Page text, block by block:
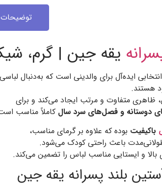
توضیحات
یقه جین | گرم،
انتخابی ایده‌آل برای والدینی است که به‌دنبال لباسی
هستند.
ظاهری متفاوت و مرتب ایجاد می‌کند و برای
دوستانه و فصل‌های سرد سال کاملاً مناسب
باکیفیت بوده که علاوه بر گرمای مناسب،
طولانی‌مدت باعث راحتی کودک می‌شود.
بالا و ایستایی مناسب لباس را تضمین می‌کند.
بلند پسرانه یقه جین